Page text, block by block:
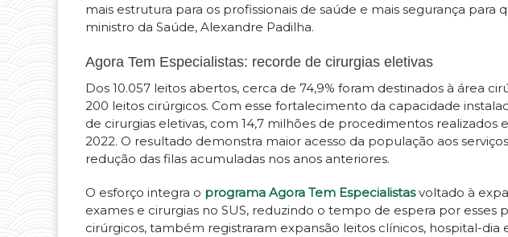
mais estrutura para os profissionais de saúde e mais segurança para
ministro da Saúde, Alexandre Padilha.
Agora Tem Especialistas: recorde de cirurgias eletivas
Dos 10.057 leitos abertos, cerca de 74,9% foram destinados à área
200 leitos cirúrgicos. Com esse fortalecimento da capacidade
de cirurgias eletivas, com 14,7 milhões de procedimentos realizados
2022. O resultado demonstra maior acesso da população aos
redução das filas acumuladas nos anos anteriores.
O esforço integra o programa Agora Tem Especialistasvoltado à
exames e cirurgias no SUS, reduzindo o tempo de espera por esses
cirúrgicos, também registraram expansão leitos clínicos, hospital-dia